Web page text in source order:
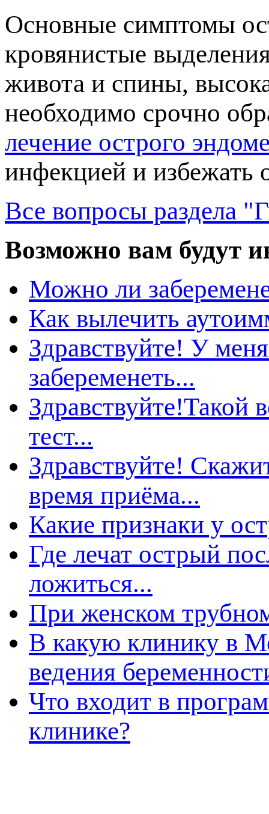
Основные симптомы
кровянистые
живота и спины,
необходимо срочно
лечение острого
инфекцией и избежать
се вопросы раздела
озможно вам будут
Можно ли
Как вылечить
Здравствуйте! У
забеременеть...
Здравствуйте!Такой
тест...
Здравствуйте!
ремя приёма...
Какие признаки у
Где лечат острый
ложиться...
При женском
какую клинику в
едения
Что входит в
клинике?